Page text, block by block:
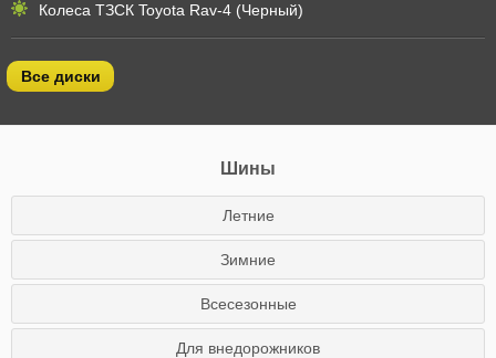
Колеса ТЗСК Toyota Rav-4 (Черный)
Все диски
Шины
Летние
Зимние
Всесезонные
Для внедорожников